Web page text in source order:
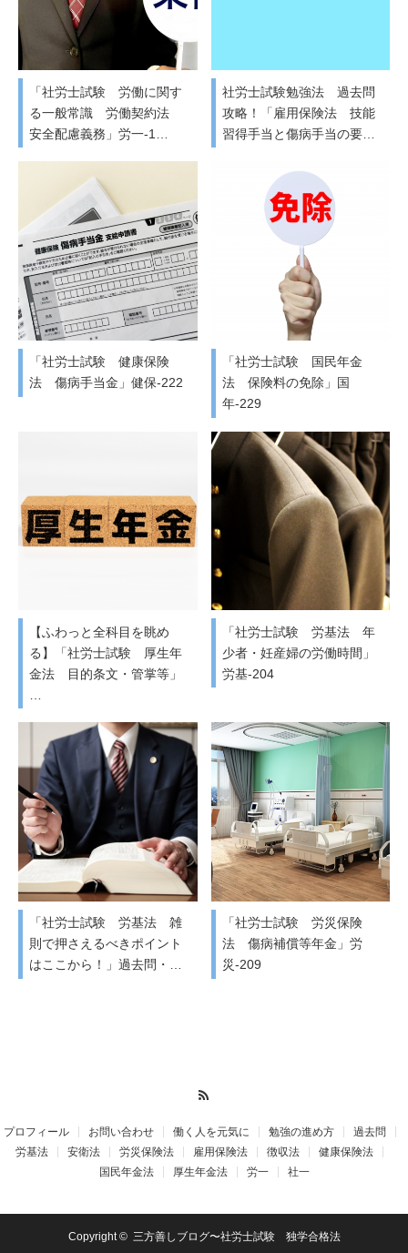
「社労士試験 労働に関す
る一般常識 労働契約法
安全配慮義務」労一-1…
社労士試験勉強法 過去問
攻略！「雇用保険法 技能
習得手当と傷病手当の要…
「社労士試験 健康保険
法 傷病手当金」健保-222
「社労士試験 国民年金
法 保険料の免除」国
年-229
【ふわっと全科目を眺め
る】「社労士試験 厚生年
金法 目的条文・管掌等」
「社労士試験 労基法 年
少者・妊産婦の労働時間」
労基-204
「社労士試験 労基法 雑
則で押さえるべきポイント
はここから！」過去問・…
「社労士試験 労災保険
法 傷病補償等年金」労
災-209
プロフィール お問い合わせ 働く人を元気に 勉強の進め方
過去問
労基法
安衛法 労災保険法 雇用保険法 徴収法
健康保険法
国民年金法
厚生年金法 労一 社一
Copyright © 三方善しブログ〜社労士試験 独学合格法